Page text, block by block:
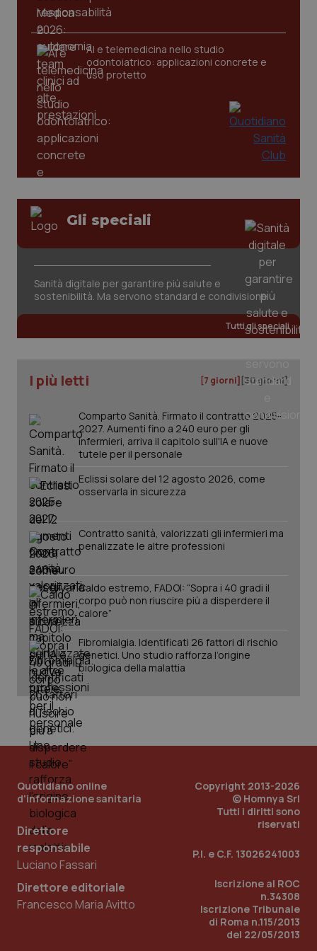
AI e telemedicina nello studio
odontoiatrico: applicazioni concrete e
uso protetto
Gli speciali
Sanità digitale per garantire più salute e
sostenibilità. Ma servono standard e condivisione
Tutti gli speciali
I più letti [7 giorni] [30 giorni]
Comparto Sanità. Firmato il contratto 2025-
2027. Aumenti fino a 240 euro per gli
infermieri, arriva il capitolo sull'IA e nuove
tutele per il personale
Eclissi solare del 12 agosto 2026, come
osservarla in sicurezza
Contratto sanità, valorizzati gli infermieri ma
penalizzate le altre professioni
Caldo estremo, FADOI: “Sopra i 40 gradi il
corpo può non riuscire più a disperdere il
calore”
Fibromialgia. Identificati 26 fattori di rischio
genetici. Uno studio rafforza l’origine
biologica della malattia
Quotidiano online
d'informazione sanitaria
Direttore
responsabile
Luciano Fassari
Direttore editoriale
Francesco Maria Avitto
Copyright 2013-2026
© Homnya Srl
Tutti i diritti sono
riservati
P.I. e C.F. 13026241003
Iscrizione al ROC
n.34308
Iscrizione Tribunale
di Roma n.115/2013
del 22/05/2013
tracking-sites-ironfish-
session-id
www.quotidianosanita.it
.quotidianosanita.it
PHP.net
www.quotidianosanita.it